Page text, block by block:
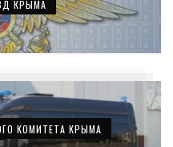
КРЫМА
КОМИТЕТА КРЫМА